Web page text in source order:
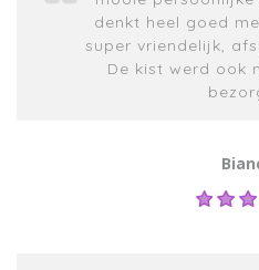
denkt heel goed
super vriendelijk,
De kist werd ook